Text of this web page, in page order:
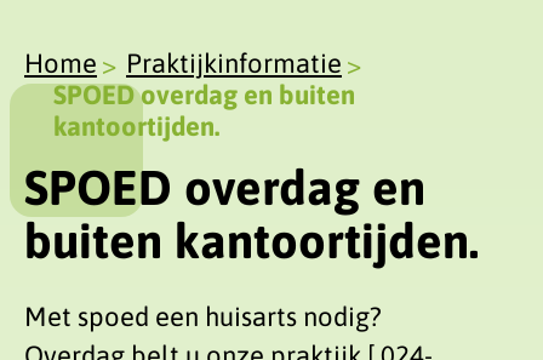
Home
Praktijkinformatie
SPOED overdag en buiten
kantoortijden.
SPOED overdag en
buiten kantoortijden.
Met spoed een huisarts nodig?